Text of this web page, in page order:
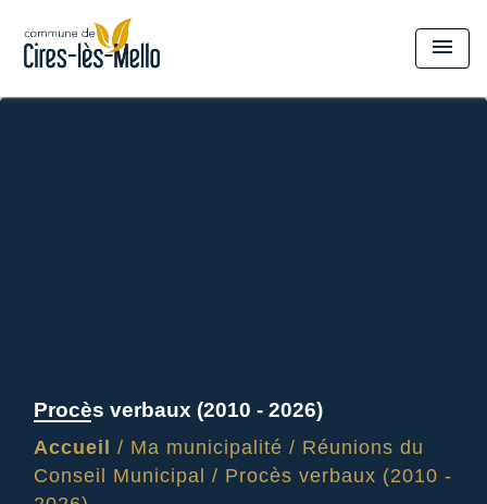
menu
Procès verbaux (2010 - 2026)
Accueil / Ma municipalité / Réunions du
Conseil Municipal / Procès verbaux (2010 -